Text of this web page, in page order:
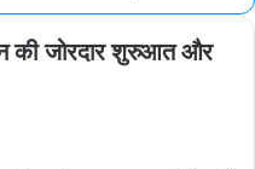
की जोरदार शुरुआत और